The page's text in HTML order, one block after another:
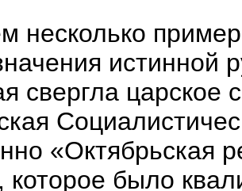
несколько
истин­ной
свергла
«Октябрь­ская
которое было